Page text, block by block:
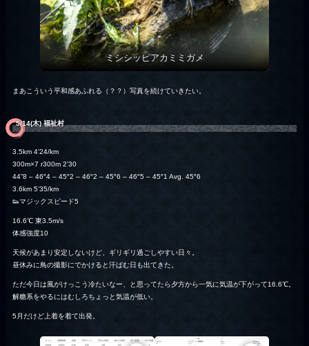
ミシシッピアカミミガメ
まあこういう平和感あふれる（？？）写真を続けていきたい。
5/14(木) 福祉村
3.5km 4’24/km
300m×7 r300m 2’30
44”8 – 46″4 – 45″2 – 46″2 – 45″6 – 46″5 – 45″1 Avg. 45″6
3.6km 5’35/km
👟マジックスピード5
16.6℃ 東3.5m/s
体感強度10
天候があまり安定しないけど、ギリギリ過ごしやすい日々。
昼休みに鳥の撮影にでかけると汗ばむ日も出てきた。
ただ今日は風がけっこう冷たいなー、と思ってたら夕方から一気に気温が下がって16.6℃。
解糖系をやるにはむしろちょっと気温が低い。
5月だけど上着を着て出発。